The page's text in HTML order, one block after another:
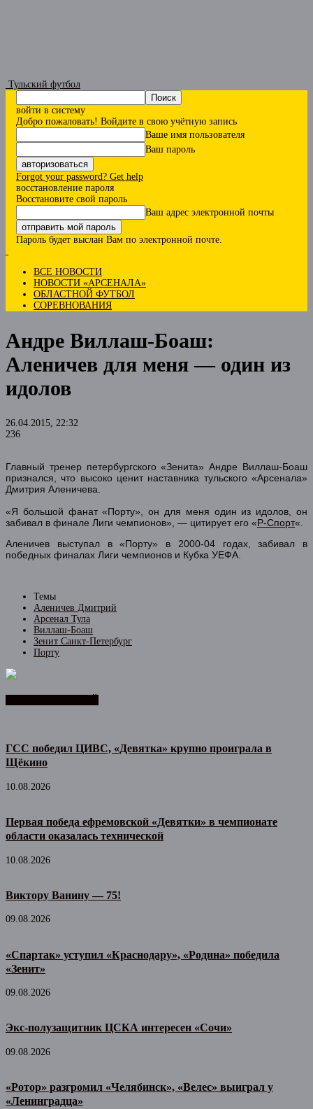
Тульский футбол
войти в систему
Добро пожаловать! Войдите в свою учётную запись
Ваше имя пользователя
Ваш пароль
Forgot your password? Get help
восстановление пароля
Восстановите свой пароль
Ваш адрес электронной почты
Пароль будет выслан Вам по электронной почте.
ВСЕ НОВОСТИ
НОВОСТИ «АРСЕНАЛА»
ОБЛАСТНОЙ ФУТБОЛ
СОРЕВНОВАНИЯ
Андре Виллаш-Боаш:
Аленичев для меня — один из
идолов
26.04.2015, 22:32
236
Главный тренер петербургского «Зенита» Андре Виллаш-Боаш
признался, что высоко ценит наставника тульского «Арсенала»
Дмитрия Аленичева.
«Я большой фанат «Порту», он для меня один из идолов, он
забивал в финале Лиги чемпионов», — цитирует его «Р-Спорт«.
Аленичев выступал в «Порту» в 2000-04 годах, забивал в
победных финалах Лиги чемпионов и Кубка УЕФА.
Темы
Аленичев Дмитрий
Арсенал Тула
Виллаш-Боаш
Зенит Санкт-Петербург
Порту
ГСС победил ЦИВС, «Девятка» крупно проиграла в
Щёкино
10.08.2026
Первая победа ефремовской «Девятки» в чемпионате
области оказалась технической
10.08.2026
Виктору Ванину — 75!
09.08.2026
«Спартак» уступил «Краснодару», «Родина» победила
«Зенит»
09.08.2026
Экс-полузащитник ЦСКА интересен «Сочи»
09.08.2026
«Ротор» разгромил «Челябинск», «Велес» выиграл у
«Ленинградца»